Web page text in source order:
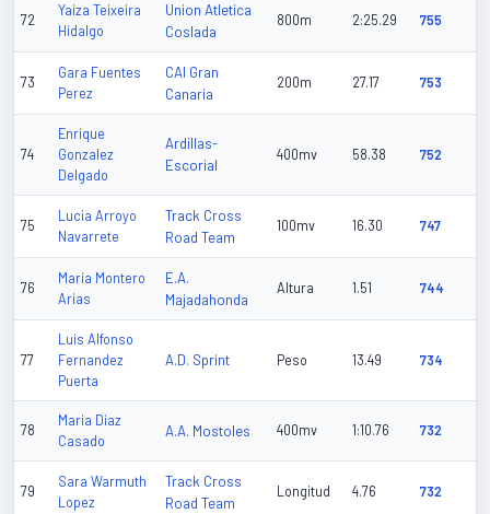
72
Yaiza Teixeira
Hidalgo
Union Atletica
Coslada
800m 2:25.29 755
73
Gara Fuentes
Perez
CAI Gran
Canaria
200m 27.17 753
74
Enrique
Gonzalez
Delgado
Ardillas-
Escorial
400mv 58.38 752
75
Lucia Arroyo
Navarrete
Track Cross
Road Team
100mv 16.30 747
76
Maria Montero
Arias
E.A.
Majadahonda
Altura 1.51 744
77
Luis Alfonso
Fernandez
Puerta
A.D. Sprint Peso 13.49 734
78
Maria Diaz
Casado
A.A. Mostoles 400mv 1:10.76 732
79
Sara Warmuth
Lopez
Track Cross
Road Team
Longitud 4.76 732